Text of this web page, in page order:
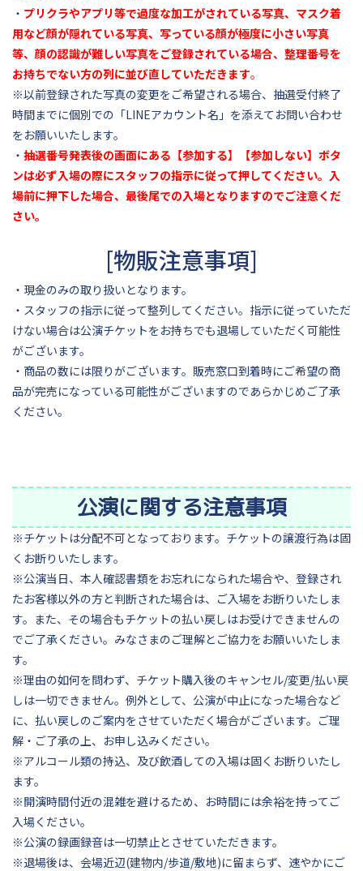
・ プリクラやアプリ等で過度な加工がされている写真、マスク着
用など顔が隠れている写真、写っている顔が極度に小さい写真
等、顔の認識が難しい写真をご登録されている場合、整理番号を
お持ちでない方の列に並び直していただきます。
※以前登録された写真の変更をご希望される場合、抽選受付終了
時間までに個別での「LINEアカウント名」を添えてお問い合わせ
をお願いいたします。
・ 抽選番号発表後の画面にある【参加する】【参加しない】ボタ
ンは必ず入場の際にスタッフの指示に従って押してください。入
場前に押下した場合、最後尾での入場となりますのでご注意くだ
さい。
[物販注意事項]
・現金のみの取り扱いとなります。
・スタッフの指示に従って整列してください。指示に従っていただ
けない場合は公演チケットをお持ちでも退場していただく可能性
がございます。
・商品の数には限りがございます。販売窓口到着時にご希望の商
品が完売になっている可能性がございますのであらかじめご了承
ください。
公演に関する注意事項
※チケットは分配不可となっております。チケットの譲渡行為は固
くお断りいたします。
※公演当日、本人確認書類をお忘れになられた場合や、登録され
たお客様以外の方と判断された場合は、ご入場をお断りいたしま
す。また、その場合もチケットの払い戻しはお受けできませんの
でご了承ください。みなさまのご理解とご協力をお願いいたしま
す。
※理由の如何を問わず、チケット購入後のキャンセル/変更/払い戻
しは一切できません。例外として、公演が中止になった場合など
に、払い戻しのご案内をさせていただく場合がございます。ご理
解・ご了承の上、お申し込みください。
※アルコール類の持込、及び飲酒しての入場は固くお断りいたし
ます。
※開演時間付近の混雑を避けるため、お時間には余裕を持ってご
入場ください。
※公演の録画録音は一切禁止とさせていただきます。
※退場後は、会場近辺(建物内/歩道/敷地)に留まらず、速やかにご